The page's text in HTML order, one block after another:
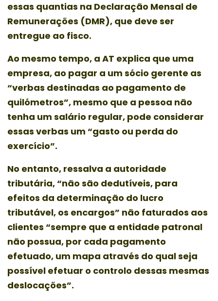
essas quantias na Declaração Mensal de
Remunerações (DMR), que deve ser
entregue ao fisco.
Ao mesmo tempo, a AT explica que uma
empresa, ao pagar a um sócio gerente as
“verbas destinadas ao pagamento de
quilómetros”, mesmo que a pessoa não
tenha um salário regular, pode considerar
essas verbas um “gasto ou perda do
exercício”.
No entanto, ressalva a autoridade
tributária, “não são dedutíveis, para
efeitos da determinação do lucro
tributável, os encargos” não faturados aos
clientes “sempre que a entidade patronal
não possua, por cada pagamento
efetuado, um mapa através do qual seja
possível efetuar o controlo dessas mesmas
deslocações”.